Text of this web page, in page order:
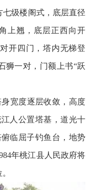
级楼阁式，底层直径
上翘，底层正西向开
开四门，塔内无梯登
狮一对，门额上书“跃
宽度逐层收敛，高度
人公置塔基，道光十
临屈子钓鱼台，地势
年桃江县人民政府将